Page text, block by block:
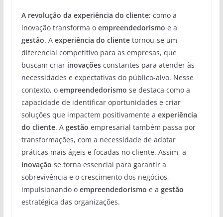
A revolução da experiência do cliente: como a
inovação transforma o empreendedorismo e a
gestão. A experiência do clientetornou-se um
diferencial competitivo para as empresas, que
buscam criar inovaçõesconstantes para atender às
necessidades e expectativas do público-alvo. Nesse
contexto, o empreendedorismo se destaca como a
capacidade de identificar oportunidades e criar
soluções que impactem positivamente a experiência
do cliente. A gestão empresarial também passa por
transformações, com a necessidade de adotar
práticas mais ágeis e focadas no cliente. Assim, a
inovação se torna essencial para garantir a
sobrevivência e o crescimento dos negócios,
impulsionando o empreendedorismo e a gestão
estratégica das organizações.